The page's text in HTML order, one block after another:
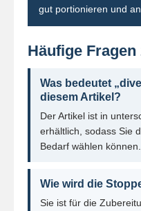
gut portionieren und
Häufige
Was bedeutet
diesem Artikel?
Der Artikel ist in
erhältlich, sodass Sie
Bedarf wählen können.
Wie wird die
Sie ist für die